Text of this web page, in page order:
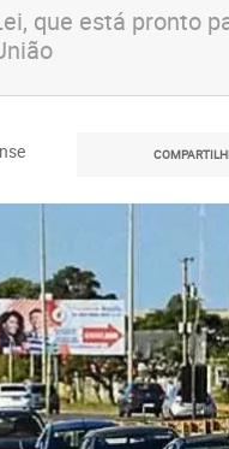
que está pronto